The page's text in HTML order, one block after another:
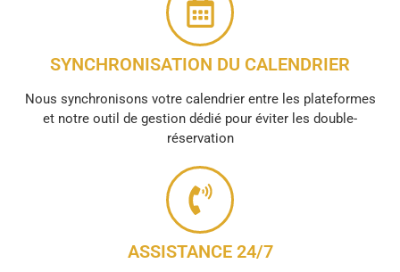
SYNCHRONISATION DU CALENDRIER
Nous synchronisons votre calendrier entre les plateformes
et notre outil de gestion dédié pour éviter les double-
réservation
ASSISTANCE 24/7